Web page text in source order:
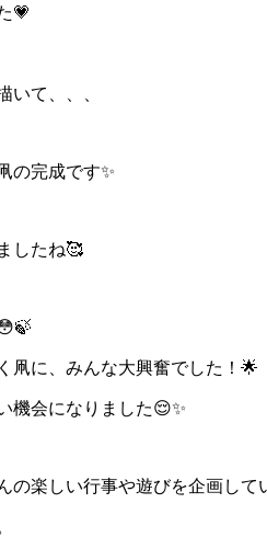
💗
いて、、、
の完成です✨
したね🥰
凧に、みんな大興奮でした！🌟
機会になりました😌✨
の楽しい行事や遊びを企画して